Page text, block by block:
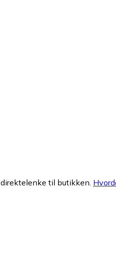
til butikken.